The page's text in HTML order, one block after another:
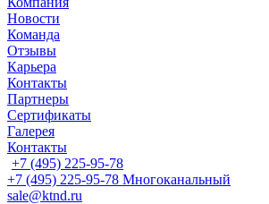
Новости
Команда
Отзывы
Карьера
Контакты
Партнеры
Сертификаты
Галерея
Контакты
+7 (495) 225-95-78
+7 (495) 225-95-78 Многоканальный
sale@ktnd.ru